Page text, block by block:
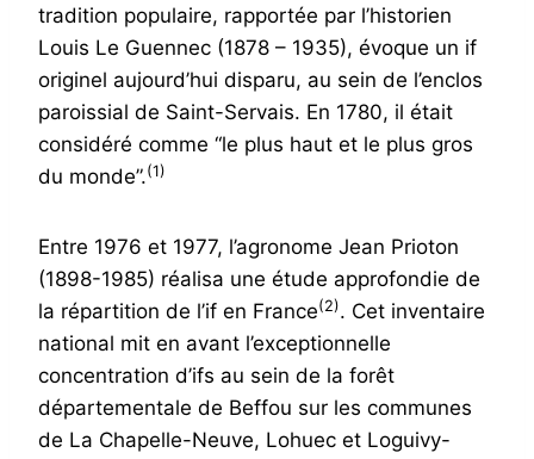
tradition populaire, rapportée par l’historien
Louis Le Guennec (1878 – 1935), évoque un if
originel aujourd’hui disparu, au sein de l’enclos
paroissial de Saint-Servais. En 1780, il était
considéré comme “le plus haut et le plus gros
du monde”.(1)
Entre 1976 et 1977, l’agronome Jean Prioton
(1898-1985) réalisa une étude approfondie de
la répartition de l’if en France(2). Cet inventaire
national mit en avant l’exceptionnelle
concentration d’ifs au sein de la forêt
départementale de Beffou sur les communes
de La Chapelle-Neuve, Lohuec et Loguivy-